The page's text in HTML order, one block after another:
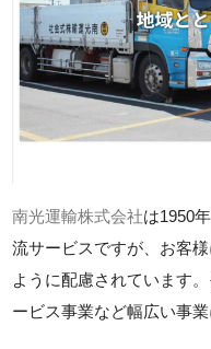
南光運輸株式会社は1950
流サービスですが、お客
ように配慮されています
ービス事業など幅広い事